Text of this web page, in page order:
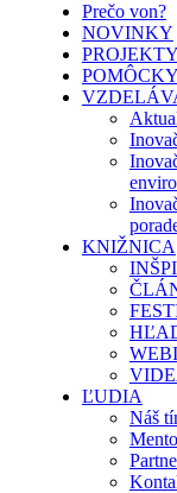
Prečo von?
NOVINKY
PROJEKTY
POMÔCKY
KNIŽNICA
ĽUDIA
Náš